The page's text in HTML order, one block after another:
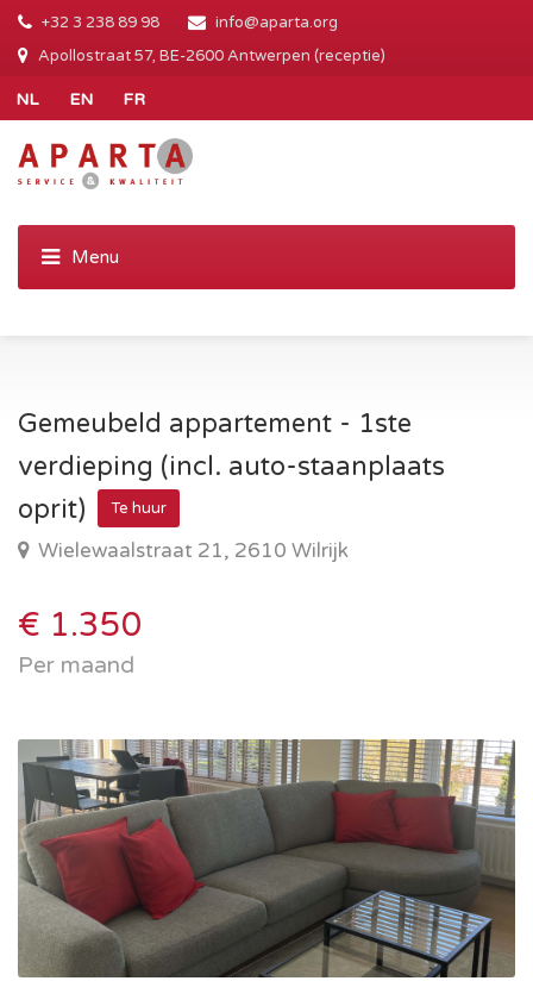
+32 3 238 89 98
info@aparta.org
Apollostraat 57, BE-2600 Antwerpen (receptie)
Gemeubeld appartement - 1ste
verdieping (incl. auto-staanplaats
oprit)
Te huur
Wielewaalstraat 21, 2610 Wilrijk
€ 1.350
Per maand